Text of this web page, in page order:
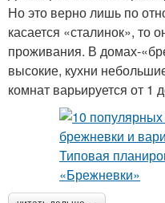
Но это верно лишь по
касается «сталинок», то
проживания. В домах-
высокие, кухни
комнат варьируется от 1